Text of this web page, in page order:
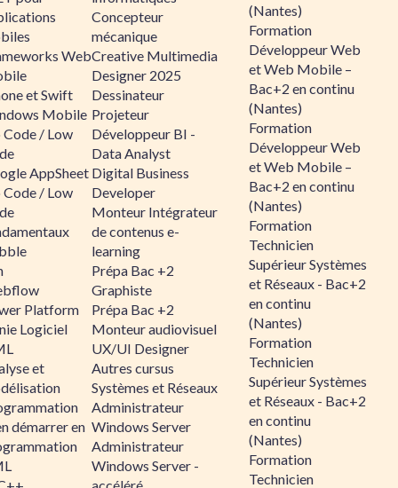
Web
et Swift
Mobile
/ Low
AppSheet
/ Low
Platform
Logiciel
et
démarrer en
Concepteur
mécanique
Creative Multimedia
Designer 2025
Dessinateur
Projeteur
Développeur BI -
Data Analyst
Digital Business
Developer
Monteur Intégrateur
de contenus e-
learning
Prépa Bac +2
Graphiste
Prépa Bac +2
Monteur audiovisuel
UX/UI Designer
Autres cursus
Systèmes et Réseaux
Administrateur
Windows Server
Administrateur
Windows Server -
(Nantes)
Formation
Développeur Web
et Web Mobile –
Bac+2 en continu
(Nantes)
Formation
Développeur Web
et Web Mobile –
Bac+2 en continu
(Nantes)
Formation
Technicien
Supérieur Systèmes
et Réseaux - Bac+2
en continu
(Nantes)
Formation
Technicien
Supérieur Systèmes
et Réseaux - Bac+2
en continu
(Nantes)
Formation
Technicien